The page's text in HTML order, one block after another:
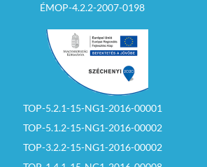
ÉMOP-4.2.2-2007-0198
TOP-5.2.1-15-NG1-2016-00001
TOP-5.1.2-15-NG1-2016-00002
TOP-3.2.2-15-NG1-2016-00002